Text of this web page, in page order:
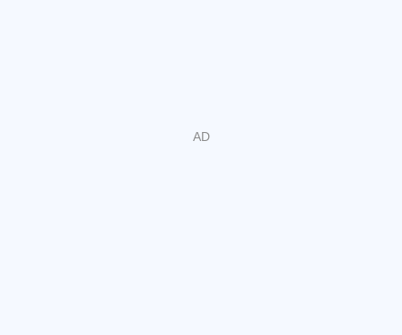
- 用户友好的设计：我们的应用程序旨在让查找和遵循食谱